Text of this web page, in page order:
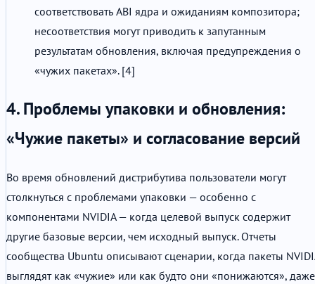
соответствовать ABI ядра и ожиданиям композитора;
несоответствия могут приводить к запутанным
результатам обновления, включая предупреждения о
«чужих пакетах». [4]
4. Проблемы упаковки и обновления:
«Чужие пакеты» и согласование версий
Во время обновлений дистрибутива пользователи могут
столкнуться с проблемами упаковки — особенно с
компонентами NVIDIA — когда целевой выпуск содержит
другие базовые версии, чем исходный выпуск. Отчеты
сообщества Ubuntu описывают сценарии, когда пакеты
выглядят как «чужие» или как будто они «понижаются», даже